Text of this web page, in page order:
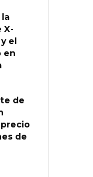
la
X-
y el
en
de
de